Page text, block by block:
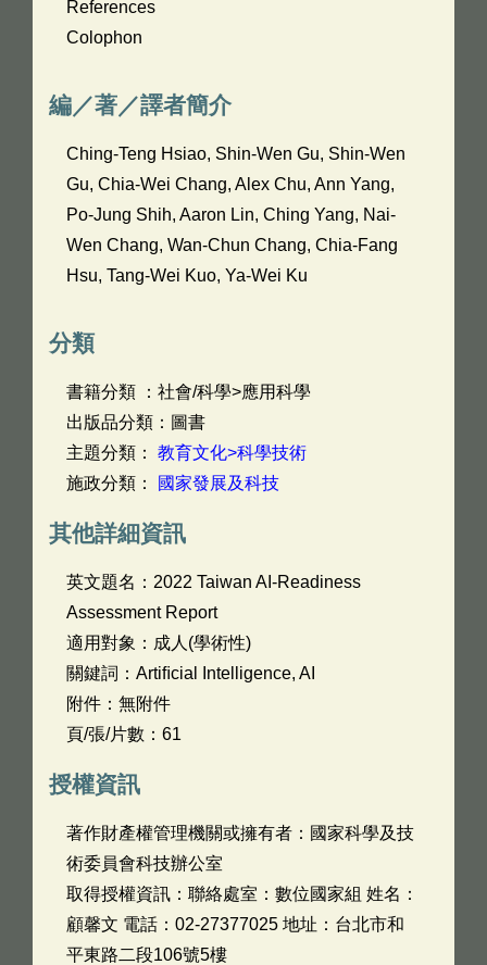
References
Colophon
編／著／譯者簡介
Ching-Teng Hsiao, Shin-Wen Gu, Shin-Wen
Gu, Chia-Wei Chang, Alex Chu, Ann Yang,
Po-Jung Shih, Aaron Lin, Ching Yang, Nai-
Wen Chang, Wan-Chun Chang, Chia-Fang
Hsu, Tang-Wei Kuo, Ya-Wei Ku
分類
書籍分類 ：社會/科學>應用科學
出版品分類：圖書
主題分類： 教育文化>科學技術
施政分類：
國家發展及科技
其他詳細資訊
英文題名： 2022 Taiwan AI-Readiness
Assessment Report
適用對象：成人(學術性)
關鍵詞：Artiﬁcial Intelligence, AI
附件：無附件
頁/張/片數：61
授權資訊
著作財產權管理機關或擁有者：國家科學及技
術委員會科技辦公室
取得授權資訊：聯絡處室：數位國家組 姓名：
顧馨文 電話：02-27377025 地址：台北市和
平東路二段106號5樓